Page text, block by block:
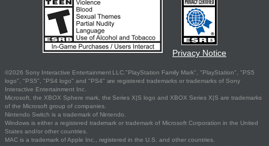
Privacy Notice
©2026 Sony Interactive Entertainment LLC."PlayStation Family Mark", "PlayStation", "PS5
logo", "PS5", "PS4 logo" and "PS4" are registered trademarks or trademarks of Sony
Interactive Entertainment Inc.
Microsoft, the XBOX Sphere mark, the Series X|S logo and XBOX Series X|S are trademarks
of the Microsoft group of companies.
Nintendo Switch is a trademark of Nintendo.
Windows is either a registered trademark or trademark of Microsoft Corporation in the United
States and/or other countries.
MAC is a trademark of Apple Inc., registered in the U.S. and other countries.